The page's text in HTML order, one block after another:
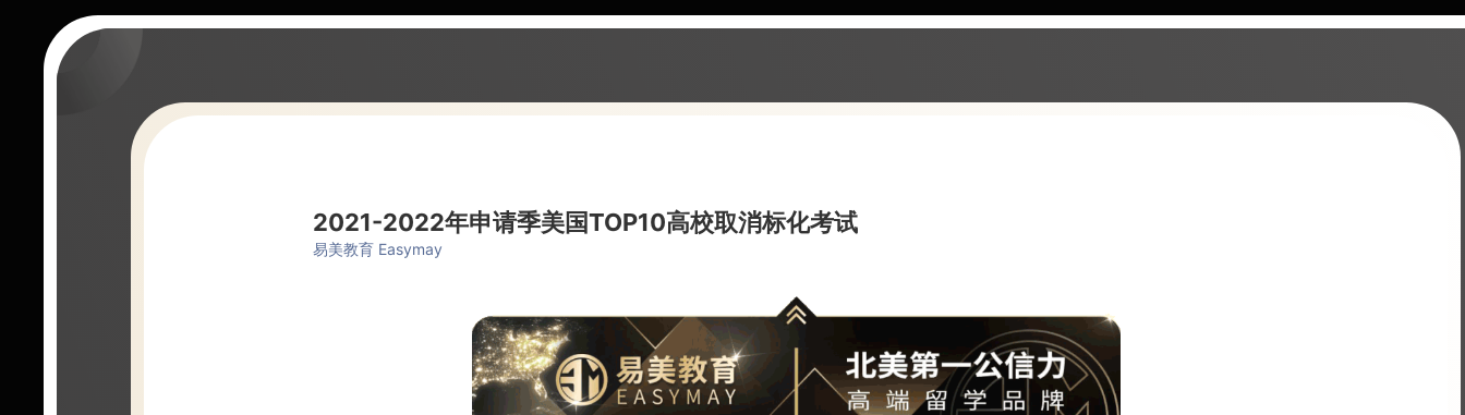
2021-2022年申请季美国TOP10高校取消标化考试
易美教育 Easymay